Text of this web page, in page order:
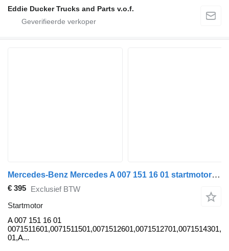
Eddie Ducker Trucks and Parts v.o.f.
Mercedes-Benz Mercedes A 007 151 16 01 startmotor voor vrachtwagen
€ 395 Exclusief BTW
Startmotor
A 007 151 16 01
01,A...